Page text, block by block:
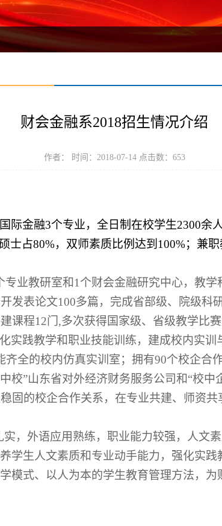
财会金融系2018招生情况介绍
作者： 时间：2018-07-14 点击数： 653
际金融3个专业，全日制在校学生2300余
士占80%， 双师素质比例达到 100%；兼
专业教研室和1个财会金融研究中心，教
发表论文100多篇，完成省部级、院级科
课程12门,多次获得国家级、省级教学比赛
实践教学和职业技能训练，建成校内实
齐全的校内仿真实训室；拥有90个校企合
校”山东省对外经济财务服务公司和“校中
固的校企合作关系，在专业共建、师资
实，外语应用熟练，职业能力较强，人文
学生人文素质和专业动手能力，强化实
模式、以人为本的学生教育管理方法，